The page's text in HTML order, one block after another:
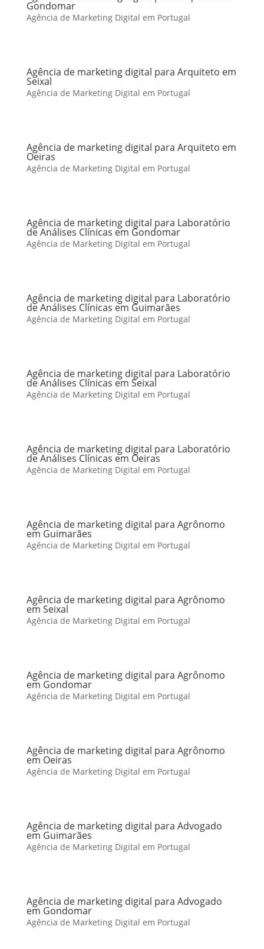
Gondomar
Agência de Marketing Digital em Portugal
Agência de marketing digital para Arquiteto em
Seixal
Agência de Marketing Digital em Portugal
Agência de marketing digital para Arquiteto em
Oeiras
Agência de Marketing Digital em Portugal
Agência de marketing digital para Laboratório
de Análises Clínicas em Gondomar
Agência de Marketing Digital em Portugal
Agência de marketing digital para Laboratório
de Análises Clínicas em Guimarães
Agência de Marketing Digital em Portugal
Agência de marketing digital para Laboratório
de Análises Clínicas em Seixal
Agência de Marketing Digital em Portugal
Agência de marketing digital para Laboratório
de Análises Clínicas em Oeiras
Agência de Marketing Digital em Portugal
Agência de marketing digital para Agrônomo
em Guimarães
Agência de Marketing Digital em Portugal
Agência de marketing digital para Agrônomo
em Seixal
Agência de Marketing Digital em Portugal
Agência de marketing digital para Agrônomo
em Gondomar
Agência de Marketing Digital em Portugal
Agência de marketing digital para Agrônomo
em Oeiras
Agência de Marketing Digital em Portugal
Agência de marketing digital para Advogado
em Guimarães
Agência de Marketing Digital em Portugal
Agência de marketing digital para Advogado
em Gondomar
Agência de Marketing Digital em Portugal